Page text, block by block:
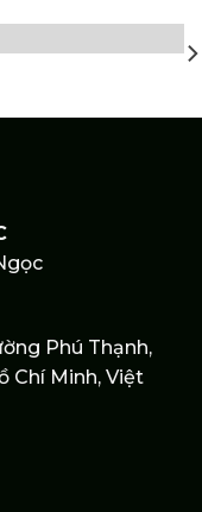
Phú Thạnh,
Chí Minh, Việt